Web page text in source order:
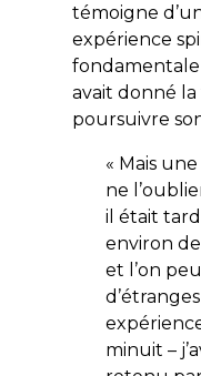
témoigne
expérience
avait donné
poursuivre
« Mais
ne
il était
environ
et l’on
d’étranges
minuit –